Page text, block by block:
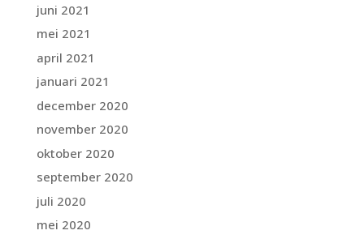
juni 2021
mei 2021
april 2021
januari 2021
december 2020
november 2020
oktober 2020
september 2020
juli 2020
mei 2020